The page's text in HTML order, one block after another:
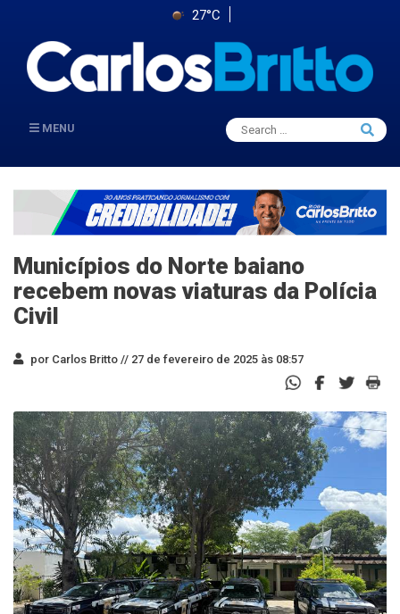
27°C
MENU
Search
for:
Search
Municípios do Norte baiano
recebem novas viaturas da Polícia
Civil
por Carlos Britto // 27 de fevereiro de 2025 às 08:57